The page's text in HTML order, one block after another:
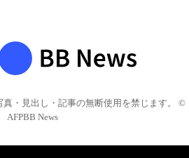
真・見出し・記事の無断使用を禁じます。 ©
AFPBB News